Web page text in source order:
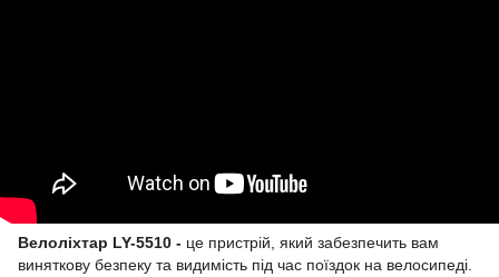
Велоліхтар LY-5510 - це пристрій, який забезпечить вам
виняткову безпеку та видимість під час поїздок на велосипеді.